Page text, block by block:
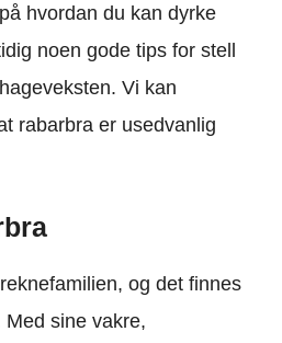
hvordan du kan dyrke
noen gode tips for stell
Vi kan
rabarbra er usedvanlig
og det finnes
sine vakre,